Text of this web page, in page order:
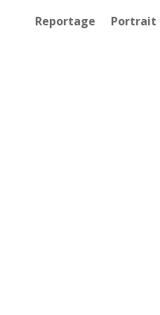
Reportage Portrait